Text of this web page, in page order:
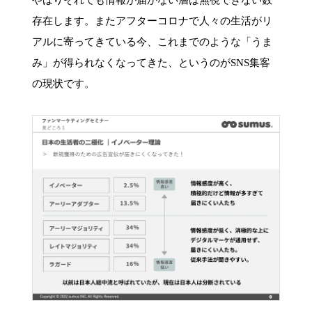
存在します。またアフターコロナで人々の生活がリ
アルに寄ってきている今、これまでのような「うま
み」が得られなくなってきた、というのがSNS集客
の現状です。